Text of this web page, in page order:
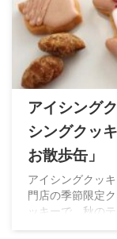
アイシング
シングクッ
お散歩缶」
アイシングクッ
門店の季節限定
ッキーで、秋の